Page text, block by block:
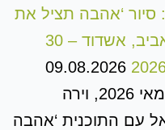
סיור ‘אהבה תציל את
העולם’ – חיפה, תל אביב, אשדוד – 30
09.08.2026
בסוף אפריל ותחילת מאי 2026, וירה
עם התוכנית ‘אהבה